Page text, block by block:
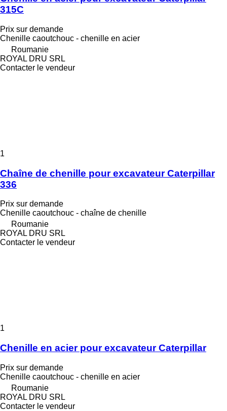
315C
Prix sur demande
Chenille caoutchouc - chenille en acier
Roumanie
ROYAL DRU SRL
Contacter le vendeur
1
Chaîne de chenille pour excavateur Caterpillar
336
Prix sur demande
Chenille caoutchouc - chaîne de chenille
Roumanie
ROYAL DRU SRL
Contacter le vendeur
1
Chenille en acier pour excavateur Caterpillar
Prix sur demande
Chenille caoutchouc - chenille en acier
Roumanie
ROYAL DRU SRL
Contacter le vendeur